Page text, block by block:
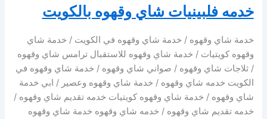
خدمه فلبينيات شاي وقهوه بالكويت
خدمة شاي وقهوه / خدمة شاي وقهوه في الكويت / خدمة شاي
وقهوه كويتيات / خدمة شاي وقهوه للاستقبال ترامس شاي وقهوه
/ ثلاجات شاي وقهوه / صواني شاي وقهوه / خدمة شاي وقهوه في
الكويت خدمه شاي وقهوه / خدمة شاي وقهوه وعصير / ابي خدمة
شاي وقهوه / خدمة شاي وقهوه كويتيات خدمه تقديم شاي وقهوه /
خدمه تقديم شاي وقهوه / خدمه شاي وقهوه خدمة شاي وقهوه